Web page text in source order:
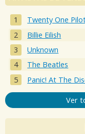
Twenty One
Billie Eilish
Unknown
The Beatles
Panic! At The
Ver